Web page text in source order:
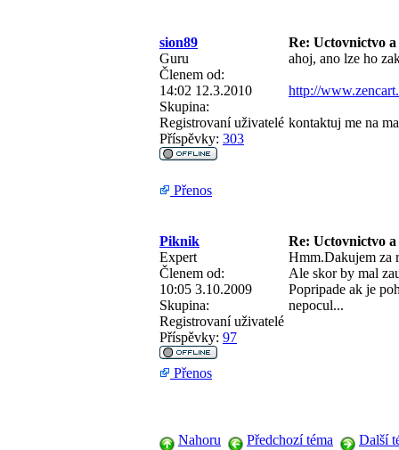
sion89
Re: Uctovnictvo
Guru
Členem od:
14:02 12.3.2010
Skupina:
Registrovaní uživatelé
Příspěvky: 303
ahoj, ano lze ho
http://
kontaktuj me na
Přenos
Piknik
Re: Uctovnictvo
Expert
Členem od:
10:05 3.10.2009
Skupina:
Registrovaní uživatelé
Příspěvky: 97
Hmm.Dakujem za
Ale skor by mal
Popripade ak je
nepocul...
Přenos
Nahoru Předchozí téma
Další